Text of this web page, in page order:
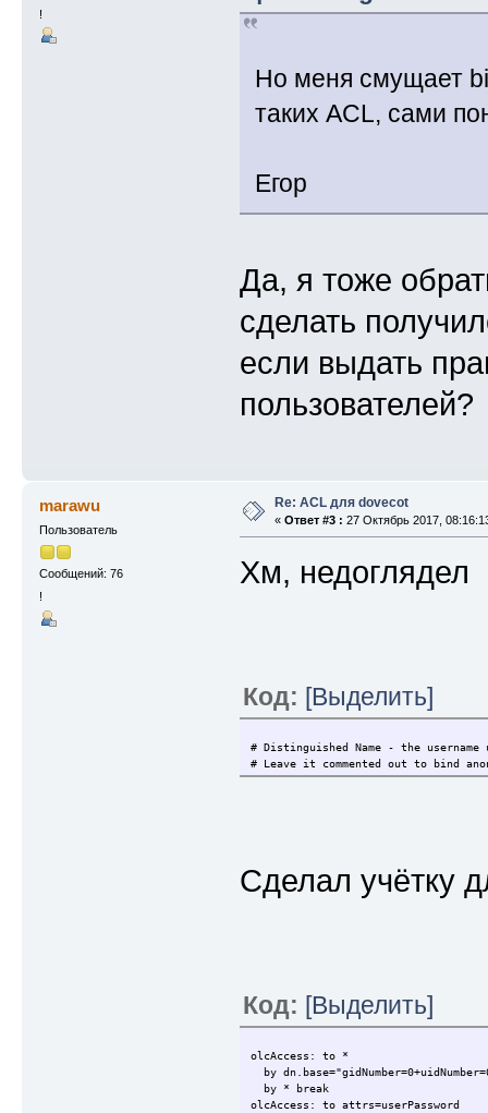
!
Но меня смущает
таких ACL, сами
Егор
Да, я тоже
сделать
если выдать
пользователей?
marawu
Пользователь
Сообщений: 76
!
Re: ACL для dovecot
« Ответ #3 : 27 Октябрь 2017,
Хм, недоглядел
Код: [Выделить]
# Distinguished Name - the
# Leave it commented out to bind
Сделал учётку
Код: [Выделить]
olcAccess: to *
by
by * break
olcAccess: to attrs=userPassword